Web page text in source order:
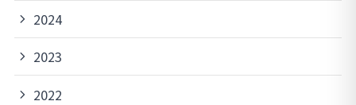
2024
2023
2022